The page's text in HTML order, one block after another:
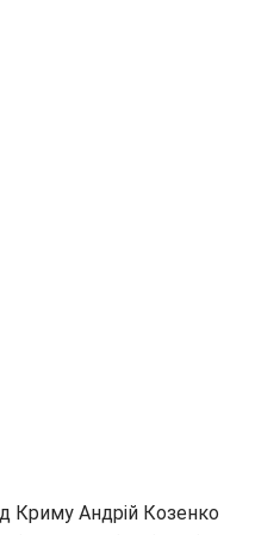
Криму Андрій Козенко